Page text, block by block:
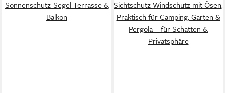
Sonnenschutz-Segel Terrasse &
Balkon
Sichtschutz Windschutz mit Ösen,
Praktisch für Camping, Garten &
Pergola – für Schatten &
Privatsphäre